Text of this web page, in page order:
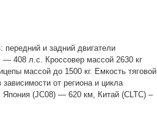
и задний двигатели
408 л.с. Кроссовер массой 2630 кг
массой до 1500 кг. Емкость тяговой
от региона и цикла
(JC08) — 620 км, Китай (CLTC) –